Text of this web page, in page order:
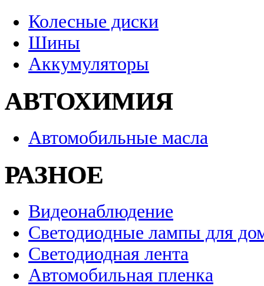
Колесные диски
Шины
Аккумуляторы
АВТОХИМИЯ
Автомобильные масла
РАЗНОЕ
Видеонаблюдение
Светодиодные лампы для
Светодиодная лента
Автомобильная пленка